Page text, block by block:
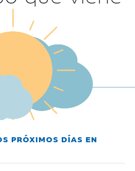
PRÓXIMOS DÍAS EN